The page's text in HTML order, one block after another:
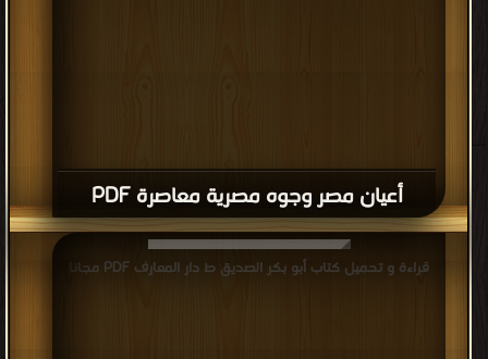
أعيان مصر وجوه مصرية معاصرة PDF
قراءة و تحميل كتاب أبو بكر الصديق ط دار المعارف PDF مجانا